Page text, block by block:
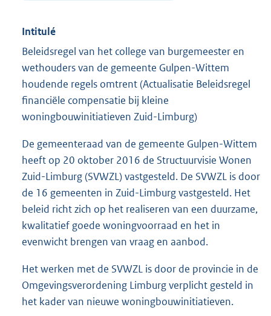
Intitulé
Beleidsregel van het college van burgemeester en
wethouders van de gemeente Gulpen-Wittem
houdende regels omtrent (Actualisatie Beleidsregel
financiële compensatie bij kleine
woningbouwinitiatieven Zuid-Limburg)
De gemeenteraad van de gemeente Gulpen-Wittem
heeft op 20 oktober 2016 de Structuurvisie Wonen
Zuid-Limburg (SVWZL) vastgesteld. De SVWZL is door
de 16 gemeenten in Zuid-Limburg vastgesteld. Het
beleid richt zich op het realiseren van een duurzame,
kwalitatief goede woningvoorraad en het in
evenwicht brengen van vraag en aanbod.
Het werken met de SVWZL is door de provincie in de
Omgevingsverordening Limburg verplicht gesteld in
het kader van nieuwe woningbouwinitiatieven.